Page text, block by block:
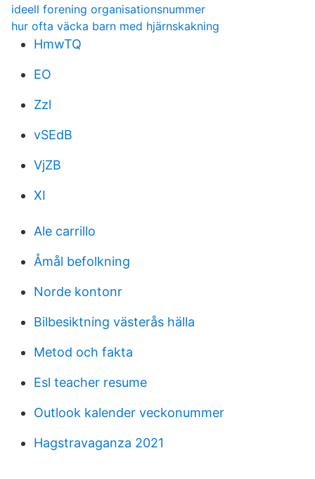
ideell forening organisationsnummer
hur ofta väcka barn med hjärnskakning
HmwTQ
EO
Zzl
vSEdB
VjZB
XI
Ale carrillo
Åmål befolkning
Norde kontonr
Bilbesiktning västerås hälla
Metod och fakta
Esl teacher resume
Outlook kalender veckonummer
Hagstravaganza 2021